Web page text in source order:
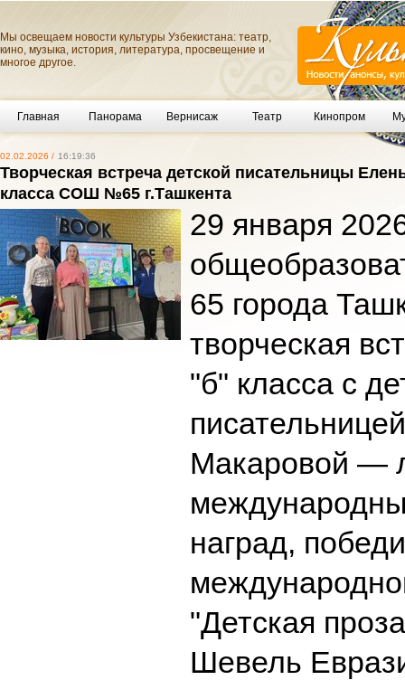
Мы освещаем новости культуры Узбекистана: театр,
кино, музыка, история, литература, просвещение и
многое другое.
Главная Панорама Вернисаж Театр Кинопром
02.02.2026 / 16:19:36
Творческая встреча детской писательницы
класса СОШ №65 г.Ташкента
29 января
65 города
творческая
"б" класса с
Макаровой —
наград,
"Детская
Шевель